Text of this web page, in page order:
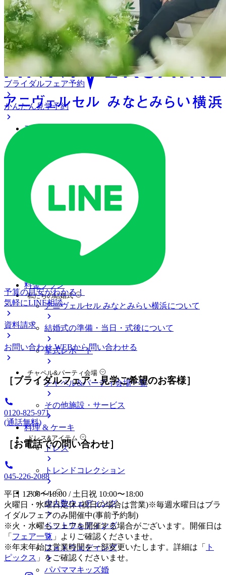
アニヴェルセル みなとみら
い横浜
アクセス
ご列席の皆様へ
トピックス
オリジナルプロジェクト
ご予約・お問い合わせ
ブライダルフェア
ブライダルフェア一覧
料金プラン
私たちの結婚式
アニヴェルセル みなとみらい横浜について
結婚式の準備・当日・式後について
挙式レポート
チャペル&パーティ会場
チャペル&パーティ会場一覧
その他施設・サービス
料理 & ケーキ
ドレス&アイテム
ドレス
トレンドコレクション
スタイル
少人数ウェディング
ペットウェディング
フォトウェディング
パパママキッズ婚
ブライダルフェア予約
かんたん見学予約
予算の目安がわかる！
気軽にLINE相談
資料請求
お問い合わせ WEBから問い合わせる
［ブライダルフェア・見学ご希望のお客様］
0120-825-971
(通話無料)
［お電話での問い合わせ］
045-226-2088
平日 12:00〜18:00 / 土日祝 10:00〜18:00
火曜日・水曜日定休 (祝日の場合は営業)※毎週水曜日はブラ
イダルフェアのみ開催中(事前予約制)
※火・水曜もフェアを開催する場合がございます。開催日は
「 フェア一覧 」よりご確認くださいませ。
※年末年始は営業時間を一部変更いたします。詳細は「
ト
ピックス 」をご確認くださいませ。